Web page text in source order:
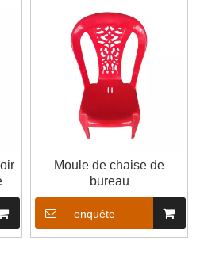
Moule de chaise de
bureau
enquête